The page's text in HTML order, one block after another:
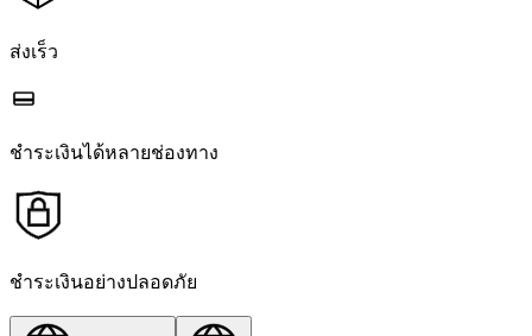
ส่งเร็ว
ชำระเงินได้หลายช่องทาง
ชำระเงินอย่างปลอดภัย